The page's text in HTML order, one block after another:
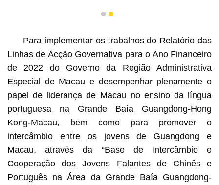
1 2
Para implementar os trabalhos do Relatório das
Linhas de Acção Governativa para o Ano Financeiro
de 2022 do Governo da Região Administrativa
Especial de Macau e desempenhar plenamente o
papel de liderança de Macau no ensino da língua
portuguesa na Grande Baía Guangdong-Hong
Kong-Macau, bem como para promover o
intercâmbio entre os jovens de Guangdong e
Macau, através da “Base de Intercâmbio e
Cooperação dos Jovens Falantes de Chinês e
Português na Área da Grande Baía Guangdong-